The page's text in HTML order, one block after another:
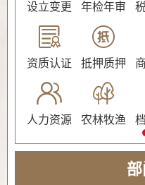
设立变更 年检年审
资质认证 抵押质押
人力资源 农林牧渔